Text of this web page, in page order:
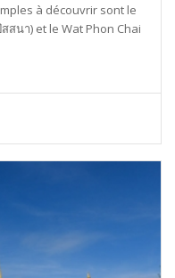
à découvrir sont le
สนา) et le Wat Phon Chai